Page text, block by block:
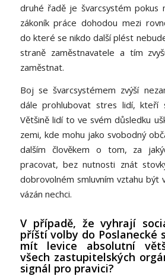
druhé řadě je švarcsystém pokus
zákoník práce dohodou mezi
do které se nikdo další plést
straně zaměstnavatele a tím
zaměstnat.
Boj se švarcsystémem zvýší
dále prohlubovat stres lidí, kteří
Většině lidí to ve svém důsledku
zemi, kde mohu jako svobodný
dalším člověkem o tom, za
pracovat, bez nutnosti znát
dobrovolném smluvním vztahu být
vázán nechci.
V případě, že vyhrají
příští volby do Poslanecké
mít levice absolutní
všech zastupitelských
signál pro pravici?